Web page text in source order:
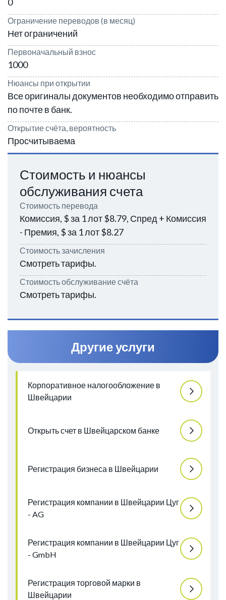
Ограничение переводов (в месяц)
Нет ограничений
Первоначальный взнос
1000
Нюансы при открытии
Все оригиналы документов необходимо отправить
по почте в банк.
Открытие счёта, вероятность
Просчитываема
Стоимость и нюансы
обслуживания счета
Стоимость перевода
Комиссия, $ за 1 лот $8.79, Спред + Комиссия
- Премия, $ за 1 лот $8.27
Стоимость зачисления
Смотреть тарифы.
Стоимость обслуживание счёта
Смотреть тарифы.
Другие услуги
Корпоративное налогообложение в
Швейцарии
Открыть счет в Швейцарском банке
Регистрация бизнеса в Швейцарии
Регистрация компании в Швейцарии Цуг
- AG
Регистрация компании в Швейцарии Цуг
- GmbH
Регистрация торговой марки в
Швейцарии